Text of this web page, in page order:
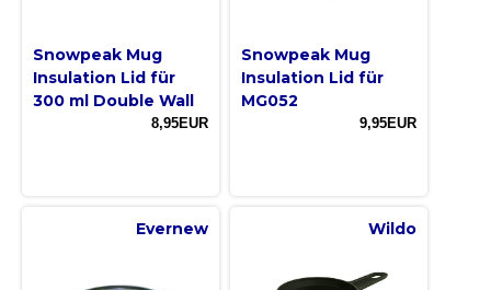
Snowpeak Mug
Insulation Lid für
300 ml Double Wall
8,95EUR
Snowpeak Mug
Insulation Lid für
MG052
9,95EUR
Evernew Wildo